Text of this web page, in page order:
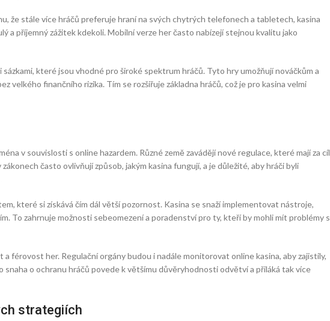
že stále více hráčů preferuje hraní na svých chytrých telefonech a tabletech, kasina
a příjemný zážitek kdekoli. Mobilní verze her často nabízejí stejnou kvalitu jako
které jsou vhodné pro široké spektrum hráčů. Tyto hry umožňují nováčkům a
velkého finančního rizika. Tím se rozšiřuje základna hráčů, což je pro kasina velmi
v souvislosti s online hazardem. Různé země zavádějí nové regulace, které mají za cíl
často ovlivňují způsob, jakým kasina fungují, a je důležité, aby hráči byli
které si získává čím dál větší pozornost. Kasina se snaží implementovat nástroje,
To zahrnuje možnosti sebeomezení a poradenství pro ty, kteří by mohli mít problémy s
férovost her. Regulační orgány budou i nadále monitorovat online kasina, aby zajistily,
snaha o ochranu hráčů povede k většímu důvěryhodnosti odvětví a přiláká tak více
strategiích